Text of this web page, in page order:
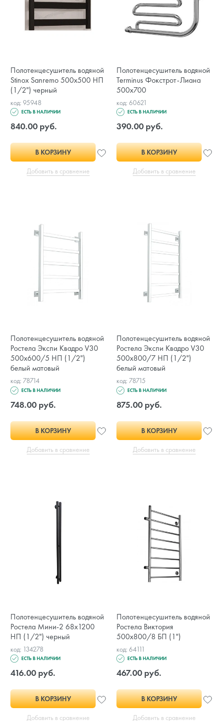
Полотенцесушитель водяной
Stinox Sanremo 500x500 НП
(1/2") черный
код: 95948
ЕСТЬ В НАЛИЧИИ
840.00 руб.
В КОРЗИНУ
Добавить в сравнение
Полотенцесушитель водяной
Terminus Фокстрот-Лиана
500х700
код: 60621
ЕСТЬ В НАЛИЧИИ
390.00 руб.
В КОРЗИНУ
Добавить в сравнение
Полотенцесушитель водяной
Ростела Экспи Квадро V30
500х600/5 НП (1/2")
белый матовый
код: 78714
ЕСТЬ В НАЛИЧИИ
748.00 руб.
В КОРЗИНУ
Добавить в сравнение
Полотенцесушитель водяной
Ростела Экспи Квадро V30
500х800/7 НП (1/2")
белый матовый
код: 78715
ЕСТЬ В НАЛИЧИИ
875.00 руб.
В КОРЗИНУ
Добавить в сравнение
Полотенцесушитель водяной
Ростела Мини-2 68х1200
НП (1/2") черный
код: 134278
ЕСТЬ В НАЛИЧИИ
416.00 руб.
В КОРЗИНУ
Добавить в сравнение
Полотенцесушитель водяной
Ростела Виктория
500х800/8 БП (1")
код: 64111
ЕСТЬ В НАЛИЧИИ
467.00 руб.
В КОРЗИНУ
Добавить в сравнение